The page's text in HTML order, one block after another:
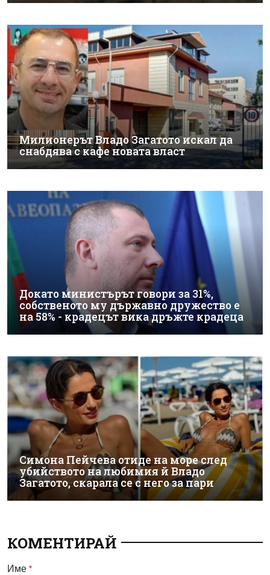
Милионерът Владо Загатото искал да
снабдява с кафе новата власт
Докато министърът говори за 31%,
собственото му държавно дружество е
на 58% - крадецът вика дръжте крадеца
Симона Пейчева отиде на море след
убийството на любимия й Владо
Загатото, скарала се с него за пари
КОМЕНТИРАЙ
Име *